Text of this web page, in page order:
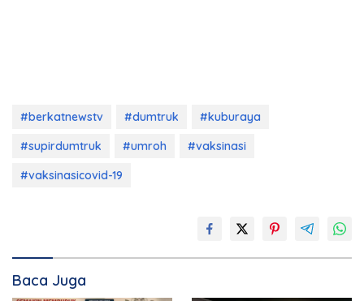
#berkatnewstv #dumtruk
#kuburaya
#supirdumtruk
#umroh
#vaksinasi
#vaksinasicovid-19
Baca Juga